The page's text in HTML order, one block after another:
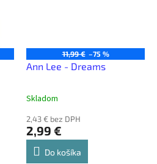
11,99 € –75 %
Ann Lee - Dreams
Skladom
2,43 € bez DPH
2,99 €
Do košíka